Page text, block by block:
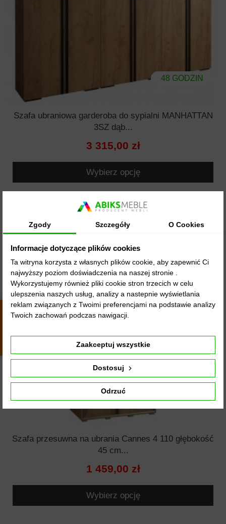
48 GODZIN
Szafa ubraniowa garderoba do sypialni MANHATTAN
3SZ dąb...
3 315,00 zł
Wybierz opcję
48 GODZIN
Szafa przesuwna na ubrania Cannes 4 110 głębokość
45 cm...
1 459,00 zł
Wybierz opcję
Zgody Szczegóły O Cookies
Informacje dotyczące plików cookies
Ta witryna korzysta z własnych plików cookie, aby zapewnić Ci
najwyższy poziom doświadczenia na naszej stronie .
Wykorzystujemy również pliki cookie stron trzecich w celu
ulepszenia naszych usług, analizy a nastepnie wyświetlania
reklam związanych z Twoimi preferencjami na podstawie analizy
Twoich zachowań podczas nawigacji.
Odrzuć
Dostosuj
Zaakceptuj wszystkie
4.8
z całego